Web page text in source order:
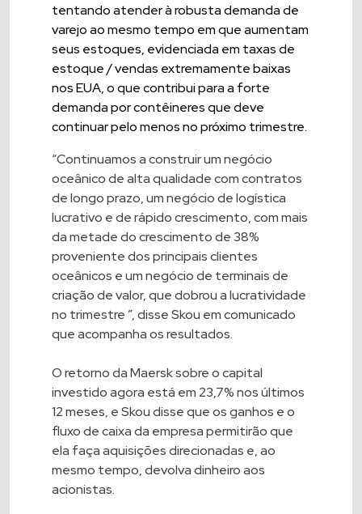
tentando atender à robusta demanda de
varejo ao mesmo tempo em que aumentam
seus estoques, evidenciada em taxas de
estoque / vendas extremamente baixas
nos EUA, o que contribui para a forte
demanda por contêineres que deve
continuar pelo menos no próximo trimestre.
“Continuamos a construir um negócio
oceânico de alta qualidade com contratos
de longo prazo, um negócio de logística
lucrativo e de rápido crescimento, com mais
da metade do crescimento de 38%
proveniente dos principais clientes
oceânicos e um negócio de terminais de
criação de valor, que dobrou a lucratividade
no trimestre ”, disse Skou em comunicado
que acompanha os resultados.
O retorno da Maersk sobre o capital
investido agora está em 23,7% nos últimos
12 meses, e Skou disse que os ganhos e o
fluxo de caixa da empresa permitirão que
ela faça aquisições direcionadas e, ao
mesmo tempo, devolva dinheiro aos
acionistas.